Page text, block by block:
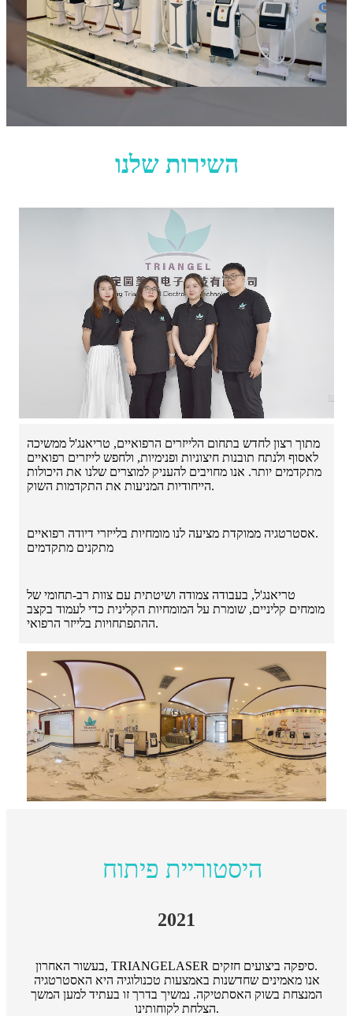
השירות שלנו
מתוך רצון לחדש בתחום הלייזרים הרפואיים, טריאנג'ל ממשיכה
לאסוף ולנתח תובנות חיצוניות ופנימיות, ולחפש לייזרים רפואיים
מתקדמים יותר. אנו מחויבים להעניק למוצרים שלנו את היכולות
הייחודיות המניעות את התקדמות השוק.
אסטרטגיה ממוקדת מציעה לנו מומחיות בלייזרי דיודה רפואיים.
מתקנים מתקדמים
טריאנג'ל, בעבודה צמודה ושיטתית עם צוות רב-תחומי של
מומחים קליניים, שומרת על המומחיות הקלינית כדי לעמוד בקצב
ההתפתחויות בלייזר הרפואי.
היסטוריית פיתוח
2021
בעשור האחרון, TRIANGELASER סיפקה ביצועים חזקים.
אנו מאמינים שחדשנות באמצעות טכנולוגיה היא האסטרטגיה
המנצחת בשוק האסתטיקה. נמשיך בדרך זו בעתיד למען המשך
הצלחת לקוחותינו.